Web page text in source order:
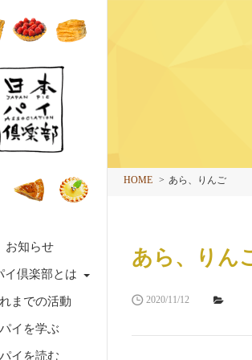
お知らせ
イ倶楽部とは
までの活動
パイを学ぶ
パイを読む
HOME あら、りんご
あら、りん
2020/11/12